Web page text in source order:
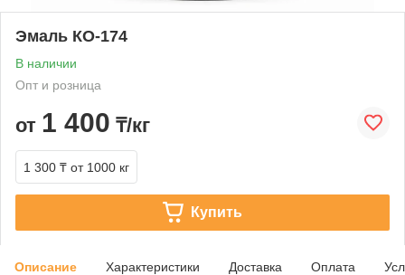
Эмаль КО-174
В наличии
Опт и розница
от 1 400 ₸/кг
1 300 ₸ от 1000 кг
Купить
Описание Характеристики Доставка Оплата